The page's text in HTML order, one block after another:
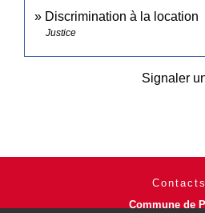
Discrimination à la location
Justice
Signaler
Contacts
Commune de